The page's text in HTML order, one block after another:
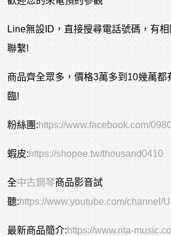
Line無設ID，直接搜尋電話號碼，有
聯繫!
商品齊全眾多，價格3萬多到10幾萬都
臨!
粉絲團:https://www.facebook.com/
蝦皮:https://shopee.tw/thousand0410
全中古鋼琴商品影音試
聽:https://www.youtube.com/channel/
最新商品簡介:https://www.rita-